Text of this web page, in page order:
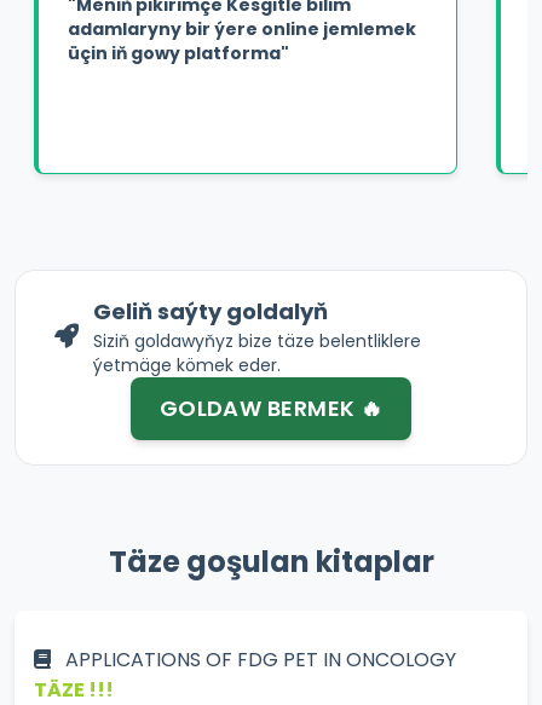
"Meniň pikirimçe Kesgitle bilim
adamlaryny bir ýere online jemlemek
üçin iň gowy platforma"
Geliň saýty goldalyň
Siziň goldawyňyz bize täze belentliklere
ýetmäge kömek eder.
GOLDAW BERMEK 🔥
Täze goşulan kitaplar
APPLICATIONS OF FDG PET IN ONCOLOGY
TÄZE !!!